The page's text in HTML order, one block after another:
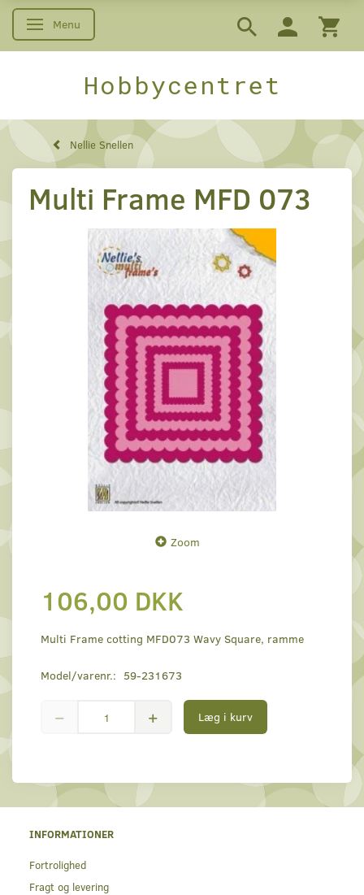
Skifte navigation
Menu
Hobbycentret
Nellie Snellen
Multi Frame MFD 073
Zoom
106,00 DKK
Multi Frame cotting MFD073 Wavy Square, ramme
Model/varenr.: 59-231673
Læg i kurv
INFORMATIONER
Fortrolighed
Fragt og levering